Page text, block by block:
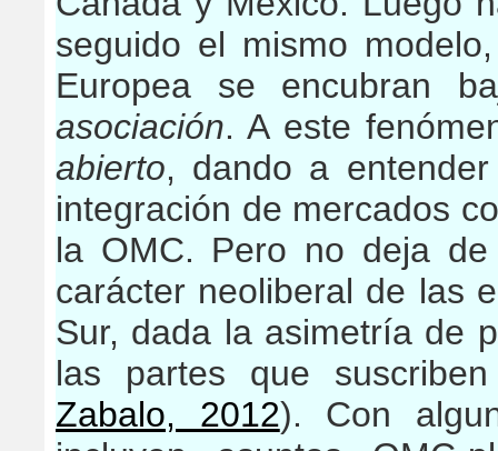
seguido el mismo
Europea se encubran
asociación. A este
abierto, dando a
integración de mercados
la OMC. Pero no deja
carácter neoliberal de las
Sur, dada la asimetría de
las partes que
Zabalo, 2012). Con